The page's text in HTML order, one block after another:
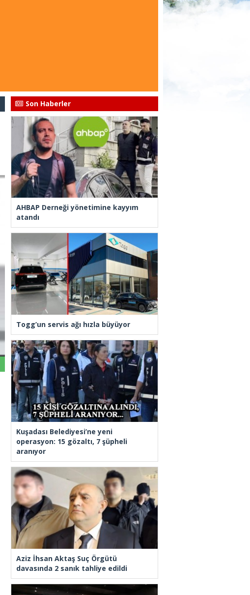
Son Haberler
AHBAP Derneği yönetimine kayyım
atandı
Togg’un servis ağı hızla büyüyor
Kuşadası Belediyesi’ne yeni
operasyon: 15 gözaltı, 7 şüpheli
aranıyor
Aziz İhsan Aktaş Suç Örgütü
davasında 2 sanık tahliye edildi